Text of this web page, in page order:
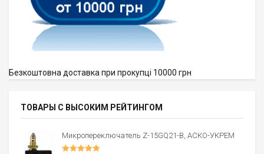
Безкоштовна доставка при прокупці 10000 грн
ТОВАРЫ С ВЫСОКИМ РЕЙТИНГОМ
Микропереключатель Z-15GQ21-B, АСКО-УКРЕМ